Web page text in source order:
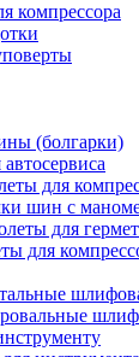
компрессора
(болгарки)
для
шин с
для
для